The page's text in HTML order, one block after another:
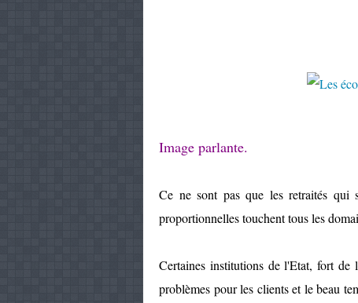
Image parlante.
Ce ne sont pas que les retraités qui
proportionnelles touchent tous les
Certaines institutions de l'Etat, fort
problèmes pour les clients et le beau